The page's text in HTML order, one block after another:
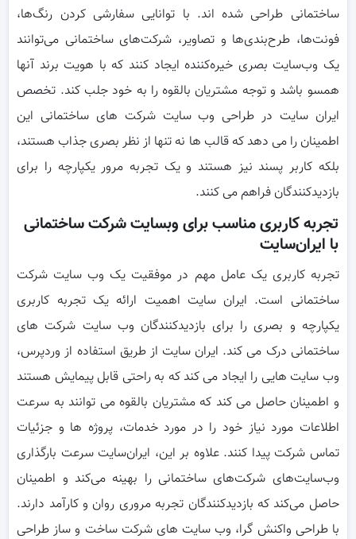
ساختمانی طراحی شده اند. با توانایی سفارشی کردن رنگ‌ها،
فونت‌ها، طرح‌بندی‌ها و تصاویر، شرکت‌های ساختمانی می‌توانند
یک وب‌سایت بصری خیره‌کننده ایجاد کنند که با هویت برند آنها
همسو باشد و توجه مشتریان بالقوه را به خود جلب کند. تخصص
ایران سایت در طراحی وب سایت شرکت های ساختمانی این
اطمینان را می دهد که قالب ها نه تنها از نظر بصری جذاب هستند،
بلکه کاربر پسند نیز هستند و یک تجربه مرور یکپارچه را برای
بازدیدکنندگان فراهم می کنند.
تجربه کاربری مناسب برای وبسایت شرکت ساختمانی
با ایران‌سایت
تجربه کاربری یک عامل مهم در موفقیت یک وب سایت شرکت
ساختمانی است. ایران سایت اهمیت ارائه یک تجربه کاربری
یکپارچه و بصری را برای بازدیدکنندگان وب سایت شرکت های
ساختمانی درک می کند. ایران سایت از طریق استفاده از وردپرس،
وب سایت هایی را ایجاد می کند که به راحتی قابل پیمایش هستند
و اطمینان حاصل می کند که مشتریان بالقوه می توانند به سرعت
اطلاعات مورد نیاز خود را در مورد خدمات، پروژه ها و جزئیات
تماس شرکت پیدا کنند. علاوه بر این، ایران‌سایت سرعت بارگذاری
وب‌سایت‌های شرکت‌های ساختمانی را بهینه می‌کند و اطمینان
حاصل می‌کند که بازدیدکنندگان تجربه مروری روان و کارآمد دارند.
با طراحی واکنش گرا، وب سایت های شرکت ساخت و ساز طراحی